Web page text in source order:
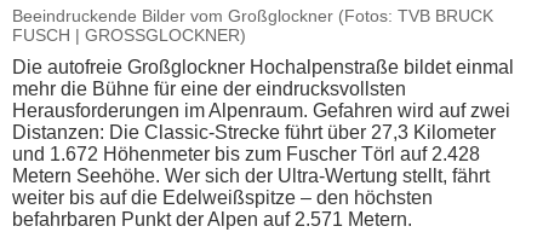
Beeindruckende Bilder vom Großglockner (Fotos: TVB BRUCK
FUSCH | GROSSGLOCKNER)
Die autofreie Großglockner Hochalpenstraße bildet einmal
mehr die Bühne für eine der eindrucksvollsten
Herausforderungen im Alpenraum. Gefahren wird auf zwei
Distanzen: Die Classic-Strecke führt über 27,3 Kilometer
und 1.672 Höhenmeter bis zum Fuscher Törl auf 2.428
Metern Seehöhe. Wer sich der Ultra-Wertung stellt, fährt
weiter bis auf die Edelweißspitze – den höchsten
befahrbaren Punkt der Alpen auf 2.571 Metern.